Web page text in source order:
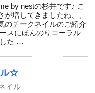
by nestの杉井です♪ こ
が増してきましたね、、
のチークネイルのご紹介
スにほんのりコーラル
た …
ル☆
イル